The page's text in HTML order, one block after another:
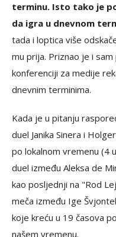
terminu. Isto tako je
da igra u dnevnom
tada i loptica više
mu prija. Priznao je i
konferenciji za medije
dnevnim terminima.
Kada je u pitanju
duel Janika Sinera i
po lokalnom vremenu (4
duel između Aleksa de
kao posljednji na "Rod
meča između Ige
koje kreću u 19 časova
našem vremenu.